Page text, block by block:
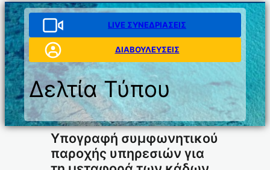
LIVE ΣΥΝΕΔΡΙΑΣΕΙΣ
ΔΙΑΒΟΥΛΕΥΣΕΙΣ
Δελτία Τύπου
Υπογραφή συμφωνητικού
παροχής υπηρεσιών για